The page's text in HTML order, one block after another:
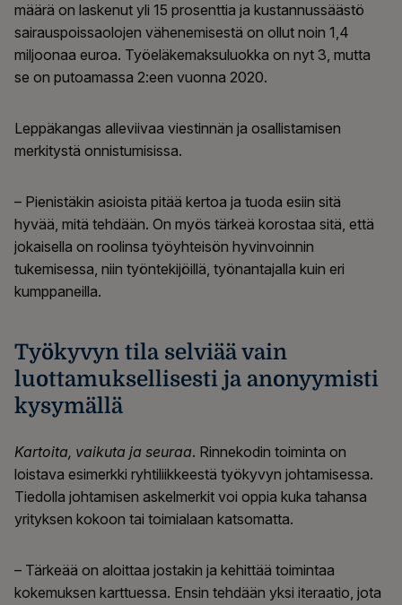
määrä on laskenut yli 15 prosenttia ja kustannussäästö
sairauspoissaolojen vähenemisestä on ollut noin 1,4
miljoonaa euroa. Työeläkemaksuluokka on nyt 3, mutta
se on putoamassa 2:een vuonna 2020.
Leppäkangas alleviivaa viestinnän ja osallistamisen
merkitystä onnistumisissa.
– Pienistäkin asioista pitää kertoa ja tuoda esiin sitä
hyvää, mitä tehdään. On myös tärkeä korostaa sitä, että
jokaisella on roolinsa työyhteisön hyvinvoinnin
tukemisessa, niin työntekijöillä, työnantajalla kuin eri
kumppaneilla.
Työkyvyn tila selviää vain
luottamuksellisesti ja anonyymisti
kysymällä
Kartoita, vaikuta ja seuraa. Rinnekodin toiminta on
loistava esimerkki ryhtiliikkeestä työkyvyn johtamisessa.
Tiedolla johtamisen askelmerkit voi oppia kuka tahansa
yrityksen kokoon tai toimialaan katsomatta.
– Tärkeää on aloittaa jostakin ja kehittää toimintaa
kokemuksen karttuessa. Ensin tehdään yksi iteraatio, jota